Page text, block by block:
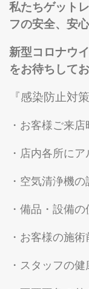
西条店
船町店
マイスリムレデ
お問合せ
お問合せ
私たちゲット
フの安全、安
新型コロナウ
をお待ちして
『感染防止対策
・お客様ご来
・店内各所に
・空気清浄機
・備品・設備
・お客様の施
・スタッフの